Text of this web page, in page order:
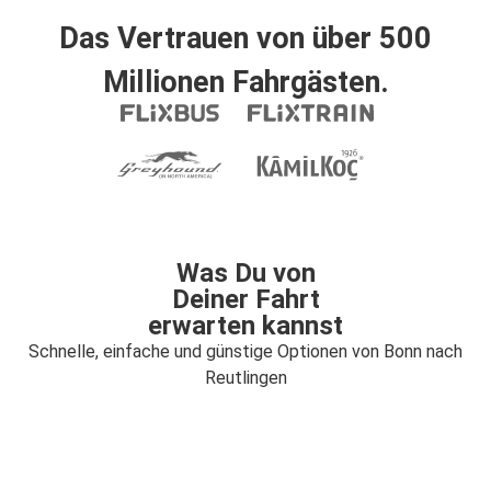
Das Vertrauen von über 500
Millionen Fahrgästen.
Was Du von
Deiner Fahrt
erwarten kannst
Schnelle, einfache und günstige Optionen von Bonn nach
Reutlingen